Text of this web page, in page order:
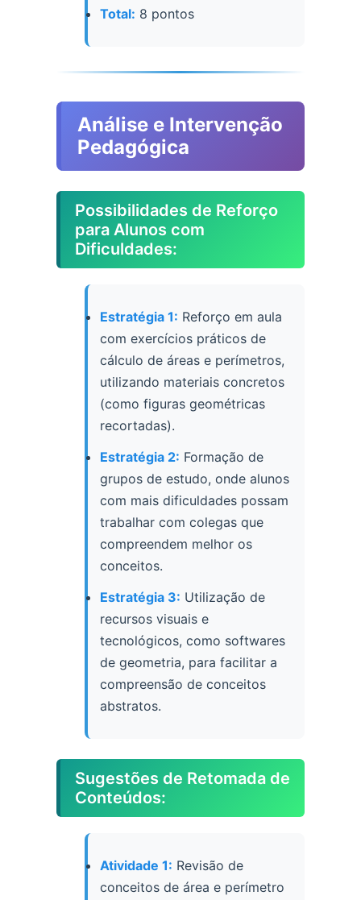
Total: 8 pontos
Análise e Intervenção
Pedagógica
Possibilidades de Reforço
para Alunos com
Dificuldades:
Estratégia 1: Reforço em aula
com exercícios práticos de
cálculo de áreas e perímetros,
utilizando materiais concretos
(como figuras geométricas
recortadas).
Estratégia 2: Formação de
grupos de estudo, onde alunos
com mais dificuldades possam
trabalhar com colegas que
compreendem melhor os
conceitos.
Estratégia 3: Utilização de
recursos visuais e
tecnológicos, como softwares
de geometria, para facilitar a
compreensão de conceitos
abstratos.
Sugestões de Retomada de
Conteúdos:
Atividade 1: Revisão de
conceitos de área e perímetro